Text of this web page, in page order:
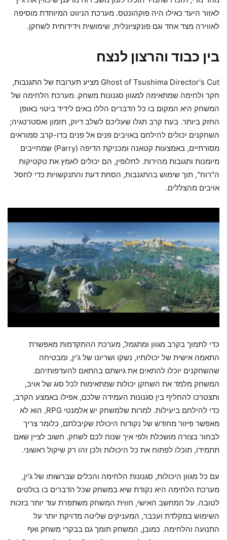
לאזור היעד כאילו היה פוקהונטס. מערכת הניווט המיוחדת מוסיפה
לאווירה מצד אחד וגם פונקציונלית, שימושית וידידותית לשחקן.
בין כבוד והרצון לנצח
Ghost of Tsushima Director's Cut מציע תערובת של התגנבות,
חקר ולחימה שמתאימה למגוון סגנונות משחק. מערכת הלחימה של
המשחק היא המקום בו כל הדברים הללו באים לידיד ביטוי באופן
החזק ביותר. בעת קרב תגלו שעליכם לשלב דיוק, תזמון ואסטרטגיה;
השחקנים יכולים להילחם באויבים פנים אל פנים בדו-קרב סמוראים
מסורתיים, באמצעות קטאנה ומכניקת הדיפה (Parry) שמחייבים
מיומנות ותגובות מהירות. לחלופין, הם יכולים לאמץ את טקטיקות
ה"רוח", תוך שימוש בהתגנבות, הסחת דעת והתנקשויות כדי לחסל
אויבים מהצללים.
כדי לתמוך בקרב מגוון ומתגמל, מערכת ההתקדמות מאפשרת
התאמה אישית של יכולותיו, נשקו ושריונו של ג'ין, ומבטיחה
שהשחקנים יוכלו להתאים את גישתם בהתאם להעדפותיהם.
המשחק מלמד את השחקן יכולות שמתאימות לכל סוג של אויב,
ותצטרכו להחליף בין סגנונות העמידה שלכם, אפילו באמצע הקרב,
כדי להילחם ביעילות. למרות שלמשחק יש אלמנטי RPG, הוא לא
מאפשר פיזור מחודש של נקודות היכולת שקיבלתם, כלומר צריך
לבחור בצורה מושכלת ולפי איך שנוח לכם לשחק. חשוב לציין שאם
תתמידו, תוכלו לפתוח את כל היכולות ולכן זהו רק שיקול ראשוני.
עם כל מגוון היכולות, סגנונות הלחימה והכלים שברשותו של ג'ין,
מערכת הלחימה היא נקודת שיא במשחק שכל הדברים בו בולטים
לטובה. על המחשב האישי, חווית המשחק משתפרת עוד יותר בזכות
השימוש במקלדת ועכבר, המעניקים שליטה מדויקת יותר על
התנועה והלחימה. כמובן, המשחק תומך גם בבקרי משחק ואף